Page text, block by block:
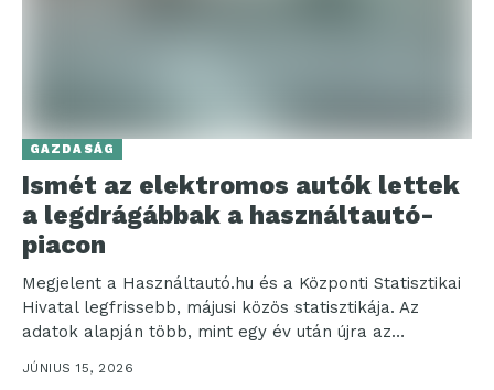
GAZDASÁG
Ismét az elektromos autók lettek
a legdrágábbak a használtautó-
piacon
Megjelent a Használtautó.hu és a Központi Statisztikai
Hivatal legfrissebb, májusi közös statisztikája. Az
adatok alapján több, mint egy év után újra az
elektromos...
JÚNIUS 15, 2026